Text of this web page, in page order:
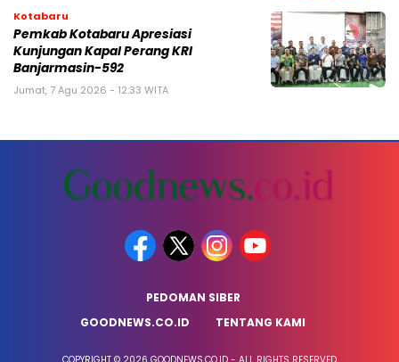
Kotabaru
Pemkab Kotabaru Apresiasi
Kunjungan Kapal Perang KRI
Banjarmasin-592
Jumat, 7 Agu 2026 - 12:33 WITA
PEDOMAN SIBER
GOODNEWS.CO.ID
TENTANG KAMI